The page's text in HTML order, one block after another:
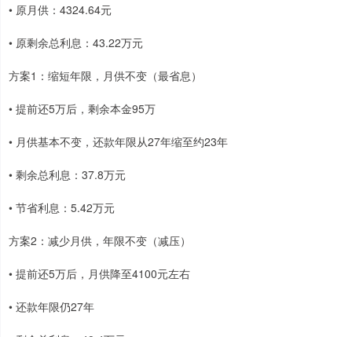
• 原月供：4324.64元
• 原剩余总利息：43.22万元
方案1：缩短年限，月供不变（最省息）
• 提前还5万后，剩余本金95万
• 月供基本不变，还款年限从27年缩至约23年
• 剩余总利息：37.8万元
• 节省利息：5.42万元
方案2：减少月供，年限不变（减压）
• 提前还5万后，月供降至4100元左右
• 还款年限仍27年